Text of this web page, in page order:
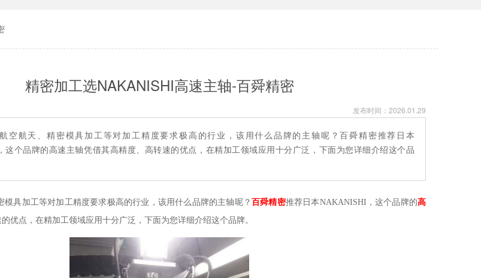
精密加工选NAKANISHI高速主轴-百舜精密
发布时间： 2026.01.29
空航天、精密模具加工等对加工精度要求极高的行业，该用什么品牌的主轴呢？百舜精密推荐日本
这个品牌的高速主轴凭借其高精度、高转速的优点，在精加工领域应用十分广泛，下面为您详细介绍这个品
具加工等对加工精度要求极高的行业，该用什么品牌的主轴呢？ 百舜精密推荐日本NAKANISHI，这个品牌的高
优点，在精加工领域应用十分广泛，下面为您详细介绍这个品牌。